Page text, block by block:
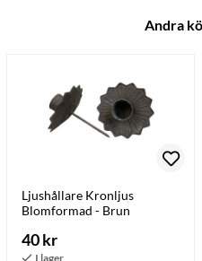
Andra
Ljushållare Kronljus
Blomformad - Brun
40 kr